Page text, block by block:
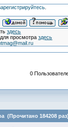
.
здесь
просмотраздесь
0
(Прочитано 184208